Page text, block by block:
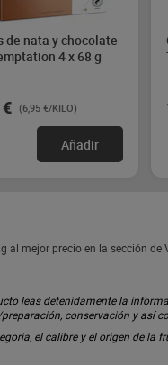
de nata y chocolate
4 x 68 g
(6,95 €/KILO)
Añadir
mejor precio en la sección
leas detenidamente la
conservación y así
el calibre y el origen de la